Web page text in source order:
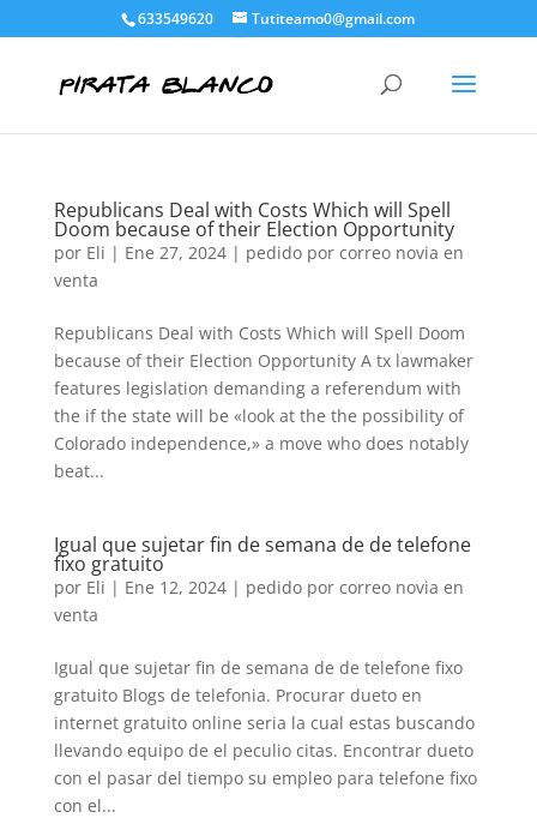
633549620 Tutiteamo0@gmail.com
Republicans Deal with Costs Which will Spell
Doom because of their Election Opportunity
por Eli | Ene 27, 2024| pedido por correo novia en
venta
Republicans Deal with Costs Which will Spell Doom
because of their Election Opportunity A tx lawmaker
features legislation demanding a referendum with
the if the state will be «look at the the possibility of
Colorado independence,» a move who does notably
beat...
Igual que sujetar fin de semana de de telefone
fixo gratuito
por Eli | Ene 12, 2024| pedido por correo novia en
venta
Igual que sujetar fin de semana de de telefone fixo
gratuito Blogs de telefonia. Procurar dueto en
internet gratuito online seri­a la cual estas buscando
llevando equipo de el peculio citas. Encontrar dueto
con el pasar del tiempo su empleo para telefone fixo
con el...